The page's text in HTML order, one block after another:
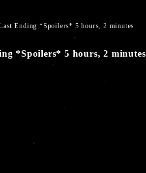
Ending *Spoilers* 5 hours, 2 minutes
*Spoilers* 5 hours, 2 minutes